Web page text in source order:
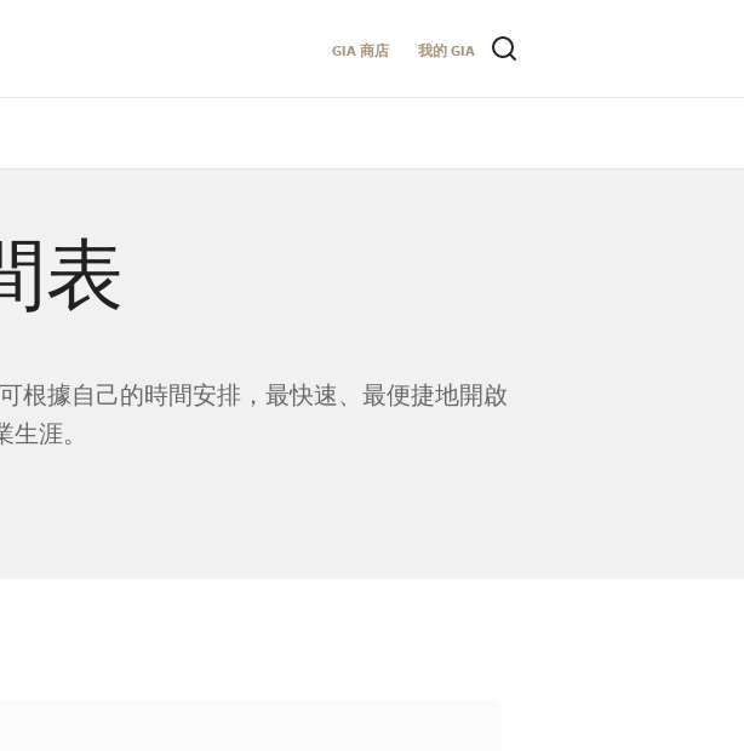
GIA 商店 我的 GIA
表
根據自己的時間安排，最快速、最便捷地開啟
涯。